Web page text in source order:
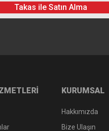
Takas ile Satın Alma
KURUMSAL
Hakkımızda
Bize Ulaşın